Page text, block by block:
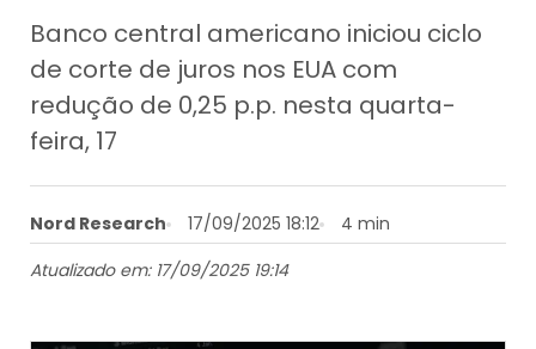
Banco central americano iniciou ciclo
de corte de juros nos EUA com
redução de 0,25 p.p. nesta quarta-
feira, 17
Nord Research 17/09/2025 18:12
4 min
Atualizado em: 17/09/2025 19:14